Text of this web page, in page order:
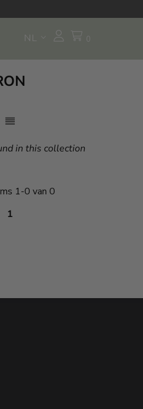
NL 0
in this collection
1-0 van 0
1